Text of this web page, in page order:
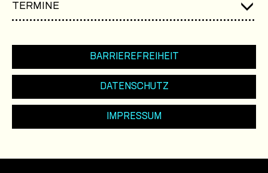
TERMINE
BARRIEREFREIHEIT
DATENSCHUTZ
IMPRESSUM